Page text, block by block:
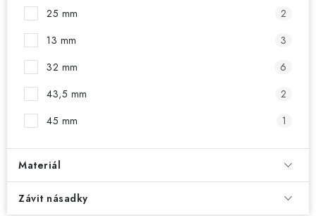
25 mm
2
13 mm
3
32 mm
6
43,5 mm
2
45 mm
1
Materiál
Závit násadky